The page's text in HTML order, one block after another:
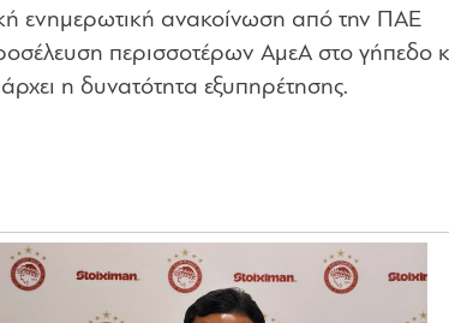
ενημερωτική ανακοίνωση από την ΠΑΕ
περισσοτέρων ΑμεΑ στο γήπεδο
η δυνατότητα εξυπηρέτησης.